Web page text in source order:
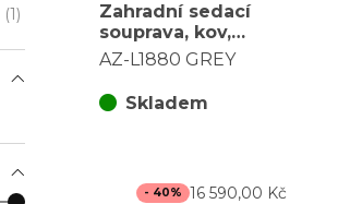
(1)
Zahradní sedací
souprava, kov,
polyratan, šedá,
AZ-L1880 GREY
Skladem
- 40% 16 590,00 Kč